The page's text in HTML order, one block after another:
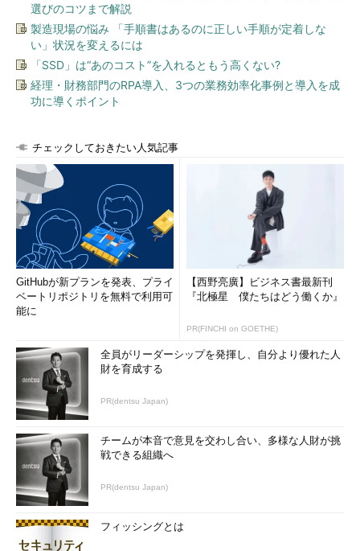
選びのコツまで解説
製造現場の悩み 「手順書はあるのに正しい手順が定着しな
い」状況を変えるには
「SSD」は“あのコスト”を入れるともう高くない?
経理・財務部門のRPA導入、3つの業務効率化事例と導入を成
功に導くポイント
チェックしておきたい人気記事
GitHubが新プランを発表、プライ
ベートリポジトリを無料で利用可
能に
【西野亮廣】ビジネス書最新刊
『北極星 僕たちはどう働くか』
PR(FINCHI on GOETHE)
全員がリーダーシップを発揮し、自分より優れた人
財を育成する
PR(dentsu Japan)
チームが本音で意見を交わし合い、多様な人財が挑
戦できる組織へ
PR(dentsu Japan)
フィッシングとは